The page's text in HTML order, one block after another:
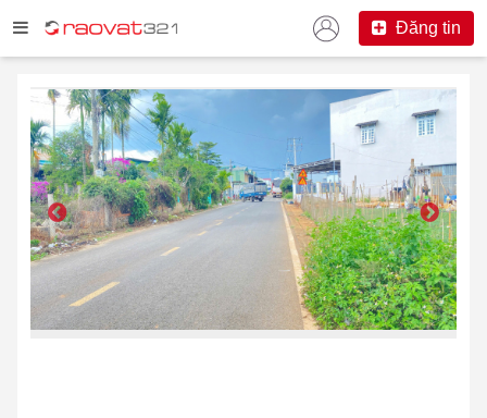
Đăng tin